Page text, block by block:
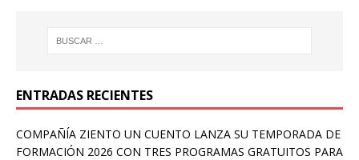
ENTRADAS RECIENTES
COMPAÑÍA ZIENTO UN CUENTO LANZA SU TEMPORADA DE
FORMACIÓN 2026 CON TRES PROGRAMAS GRATUITOS PARA